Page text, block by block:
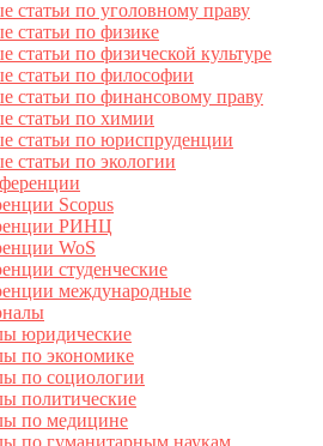
статьи по уголовному праву
статьи по физике
статьи по физической культуре
статьи по философии
статьи по финансовому праву
статьи по химии
статьи по юриспруденции
статьи по экологии
Scopus
РИНЦ
WoS
студенческие
международные
юридические
по экономике
по социологии
политические
по медицине
по гуманитарным наукам